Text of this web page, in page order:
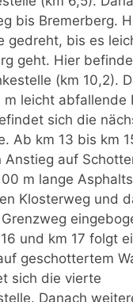
bis Bremerberg.
gedreht, bis es
geht. Hier
(km 10,2).
m leicht abfallende
sich die
Ab km 13 bis km
Anstieg auf
m lange
Klosterweg und
und km 17 folgt
geschottertem
sich die vierte
Danach